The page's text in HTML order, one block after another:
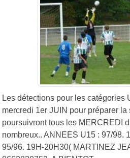
Les détections pour les catégories
mercredi 1er JUIN pour préparer
poursuivront tous les MERCREDI
nombreux.. ANNEES U15 : 97/98.
95/96. 19H-20H30( MARTINEZ